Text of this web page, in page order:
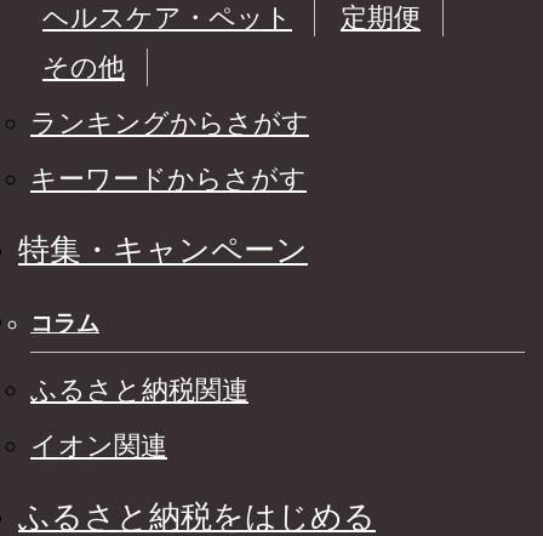
ヘルスケア・ペット
定期便
その他
ランキングからさがす
キーワードからさがす
特集・キャンペーン
コラム
ふるさと納税関連
イオン関連
ふるさと納税をはじめる